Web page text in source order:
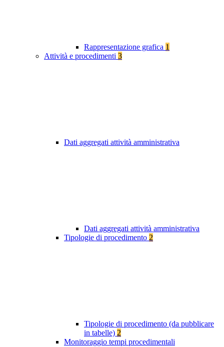
Rappresentazione grafica 1
Attività e procedimenti 3
Dati aggregati attività amministrativa
Dati aggregati attività amministrativa
Tipologie di procedimento 2
Tipologie di procedimento (da pubblicare
in tabelle) 2
Monitoraggio tempi procedimentali